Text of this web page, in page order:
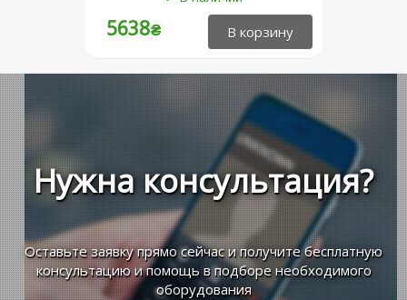
Сертифікація MS Teams,
5638₴
Нужна консультация?
Оставьте заявку прямо сейчас и получите бесплатную
консультацию и помощь в подборе необходимого
оборудования